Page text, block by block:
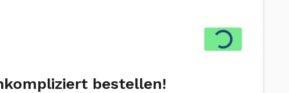
Wird geladen
bestellen!